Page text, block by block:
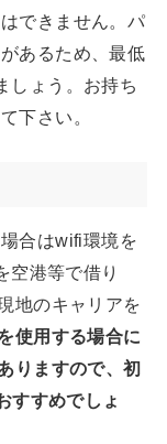
できません。パ
あるため、最低
しょう。お持ち
下さい。
合はwifi環境を
空港等で借り
地のキャリアを
使用する場合に
りますので、初
すすめでしょ